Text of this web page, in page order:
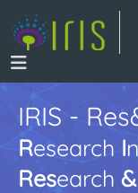
IRIS -
Research I
Research &